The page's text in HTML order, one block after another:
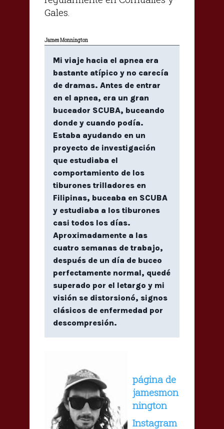
Gales.
James Monnington
Mi viaje hacia el apnea era
bastante atípico y no carecía
de dramas. Antes de entrar
en el apnea, era un gran
buceador SCUBA, buceando
donde y cuando podía.
Estaba ayudando en un
proyecto de investigación
que estudiaba el
comportamiento de los
tiburones trilladores en
Filipinas, buceaba en SCUBA
y estudiaba a los tiburones
casi todos los días.
Aproximadamente a las
cuatro semanas de trabajo,
después de un día de buceo
perfectamente normal, quedé
superado por el letargo y mi
visión se distorsionó, signos
clásicos de enfermedad por
descompresión.
página de
jamesmon
nington
Instagram